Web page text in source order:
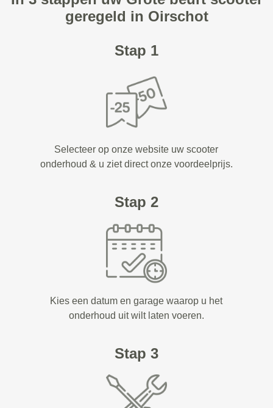
geregeld in Oirschot
Stap 1
Selecteer op onze website uw scooter
onderhoud & u ziet direct onze voordeelprijs.
Stap 2
Kies een datum en garage waarop u het
onderhoud uit wilt laten voeren.
Stap 3